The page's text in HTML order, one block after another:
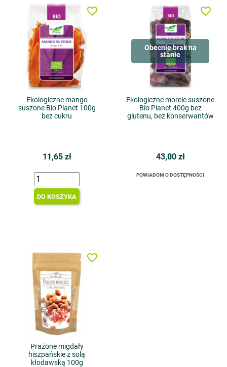
Ekologiczne mango
suszone Bio Planet 100g
bez cukru
11,65 zł
DO KOSZYKA
favorite_border
Obecnie brak na
stanie
Ekologiczne morele suszone
Bio Planet 400g bez
glutenu, bez konserwantów
43,00 zł
POWIADOM O DOSTĘPNOŚCI
favorite_border
Prażone migdały
hiszpańskie z solą
kłodawską 100g
favorite_border